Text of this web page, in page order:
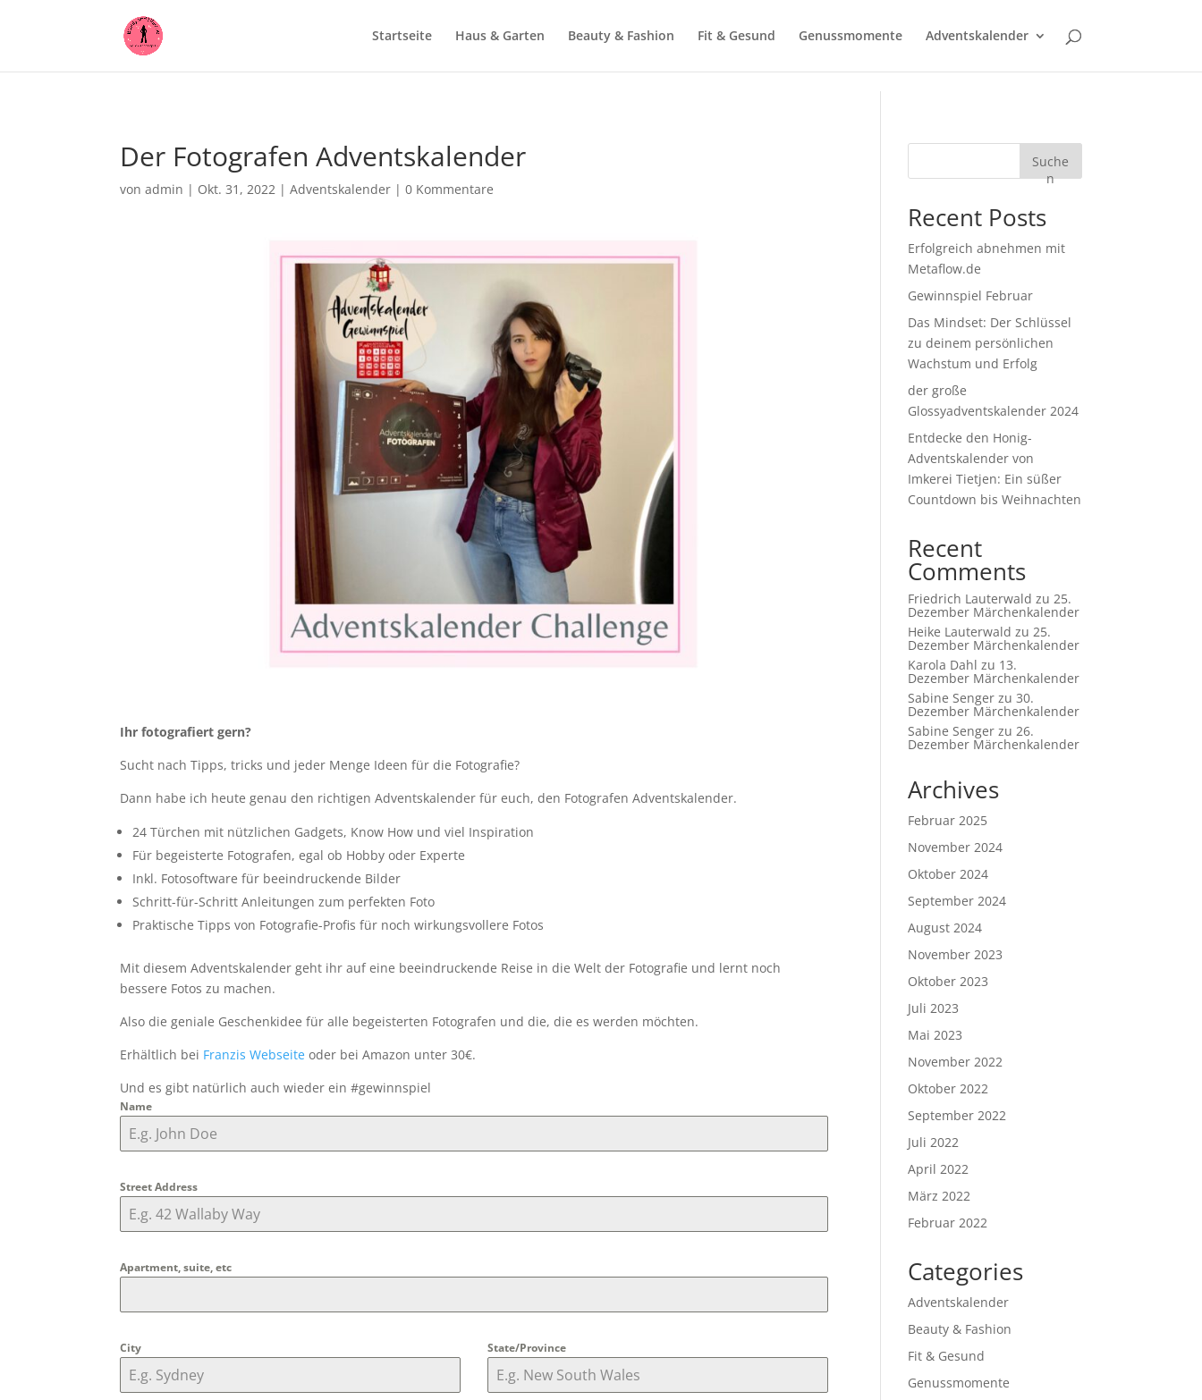
Startseite
Haus & Garten Beauty & Fashion Fit & Gesund Genussmomente Adventskalender
Der Fotografen Adventskalender
vonadmin | Okt. 31, 2022 |Adventskalender |0 Kommentare
Ihr fotografiert gern?
Sucht nach Tipps, tricks und jeder Menge Ideen für die Fotografie?
Dann habe ich heute genau den richtigen Adventskalender für euch, den Fotografen Adventskalender.
24 Türchen mit nützlichen Gadgets, Know How und viel Inspiration
Für begeisterte Fotografen, egal ob Hobby oder Experte
Inkl. Fotosoftware für beeindruckende Bilder
Schritt-für-Schritt Anleitungen zum perfekten Foto
Praktische Tipps von Fotografie-Profis für noch wirkungsvollere Fotos
Mit diesem Adventskalender geht ihr auf eine beeindruckende Reise in die Welt der Fotografie und lernt noch
bessere Fotos zu machen.
Also die geniale Geschenkidee für alle begeisterten Fotografen und die, die es werden möchten.
Erhältlich bei Franzis Webseite oder bei Amazon unter 30€.
Und es gibt natürlich auch wieder ein #gewinnspiel
Name
Street Address
Apartment, suite, etc
City State/Province
Suche
n
Recent Posts
Erfolgreich abnehmen mit
Metaflow.de
Gewinnspiel Februar
Das Mindset: Der Schlüssel
zu deinem persönlichen
Wachstum und Erfolg
der große
Glossyadventskalender 2024
Entdecke den Honig-
Adventskalender von
Imkerei Tietjen: Ein süßer
Countdown bis Weihnachten
Recent
Comments
Friedrich Lauterwald zu25.
Dezember Märchenkalender
Heike Lauterwald zu25.
Dezember Märchenkalender
Karola Dahl zu 13.
Dezember Märchenkalender
Sabine Senger zu30.
Dezember Märchenkalender
Sabine Senger zu26.
Dezember Märchenkalender
Archives
Februar 2025
November 2024
Oktober 2024
September 2024
August 2024
November 2023
Oktober 2023
Juli 2023
Mai 2023
November 2022
Oktober 2022
September 2022
Juli 2022
April 2022
März 2022
Februar 2022
Categories
Adventskalender
Beauty & Fashion
Fit & Gesund
Genussmomente